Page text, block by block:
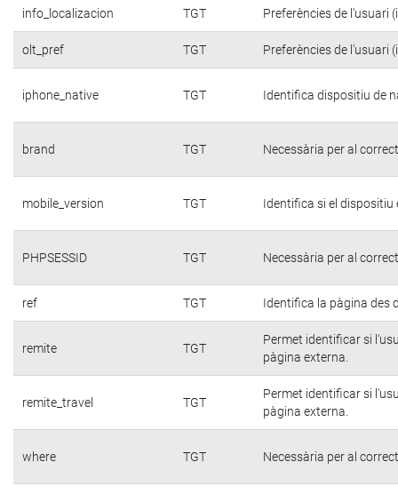
info_localizacion TGT Preferències de l'usuari
olt_pref TGT Preferències de l'usuari
iphone_native TGT Identifica dispositiu de
brand TGT Necessària per al
mobile_version TGT Identifica si el dispositiu
PHPSESSID TGT Necessària per al
ref TGT Identifica la pàgina des
remite TGT
Permet identificar si
pàgina externa.
remite_travel TGT
Permet identificar si
pàgina externa.
where TGT Necessària per al